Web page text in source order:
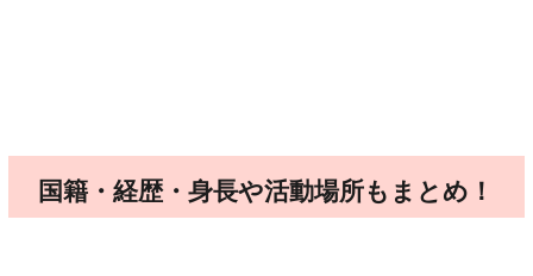
国籍・経歴・身長や活動場所もまとめ！